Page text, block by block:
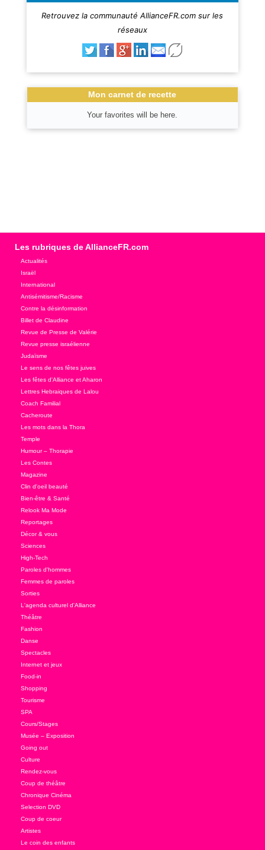
Retrouvez la communauté AllianceFR.com sur les
réseaux
Mon carnet de recette
Your favorites will be here.
Les rubriques de AllianceFR.com
Actualités
Israël
International
Antisémitisme/Racisme
Contre la désinformation
Billet de Claudine
Revue de Presse de Valérie
Revue presse israélienne
Judaïsme
Le sens de nos fêtes juives
Les fêtes d'Alliance et Aharon
Lettres Hebraiques de Lalou
Coach Familial
Cacheroute
Les mots dans la Thora
Temple
Humour – Thorapie
Les Contes
Magazine
Clin d'oeil beauté
Bien-être & Santé
Relook Ma Mode
Reportages
Décor & vous
Sciences
High-Tech
Paroles d'hommes
Femmes de paroles
Sorties
L'agenda culturel d'Alliance
Théâtre
Fashion
Danse
Spectacles
Internet et jeux
Food-in
Shopping
Tourisme
SPA
Cours/Stages
Musée – Exposition
Going out
Culture
Rendez-vous
Coup de théâtre
Chronique Cinéma
Selection DVD
Coup de coeur
Artistes
Le coin des enfants